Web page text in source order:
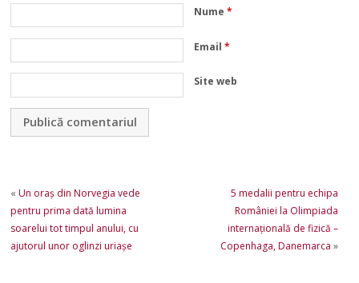
Nume*
Email*
Site web
«Un oraș din Norvegia vede
pentru prima dată lumina
soarelui tot timpul anului, cu
ajutorul unor oglinzi uriașe
5 medalii pentru echipa
României la Olimpiada
internaţională de fizică –
Copenhaga, Danemarca »